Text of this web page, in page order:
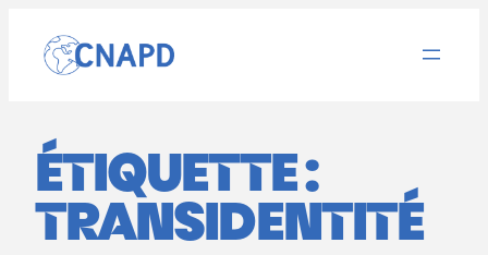
contenu
ÉTIQUETTE :
TRANSIDENTITÉ